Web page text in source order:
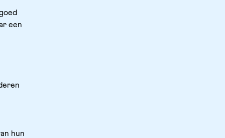
een
hun